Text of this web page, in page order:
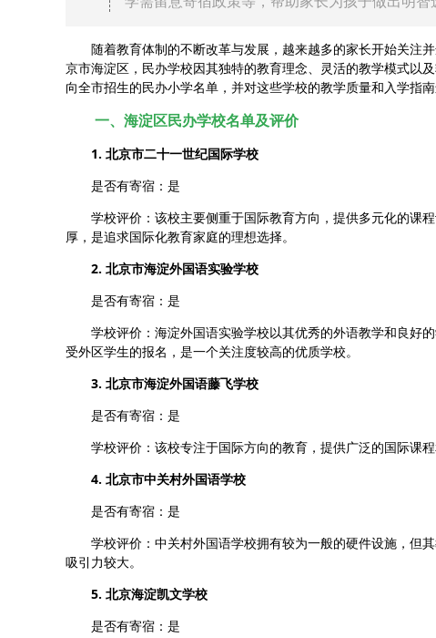
随着教育体制的不断改革与发展，越来越多的家长开始关注
京市海淀区，民办学校因其独特的教育理念、灵活的教学模式以
向全市招生的民办小学名单，并对这些学校的教学质量和入学指
一、海淀区民办学校名单及评价
1. 北京市二十一世纪国际学校
是否有寄宿：是
学校评价：该校主要侧重于国际教育方向，提供多元化的课
厚，是追求国际化教育家庭的理想选择。
2. 北京市海淀外国语实验学校
是否有寄宿：是
学校评价：海淀外国语实验学校以其优秀的外语教学和良好
受外区学生的报名，是一个关注度较高的优质学校。
3. 北京市海淀外国语藤飞学校
是否有寄宿：是
学校评价：该校专注于国际方向的教育，提供广泛的国际课程
4. 北京市中关村外国语学校
是否有寄宿：是
学校评价：中关村外国语学校拥有较为一般的硬件设施，但
吸引力较大。
5. 北京海淀凯文学校
是否有寄宿：是